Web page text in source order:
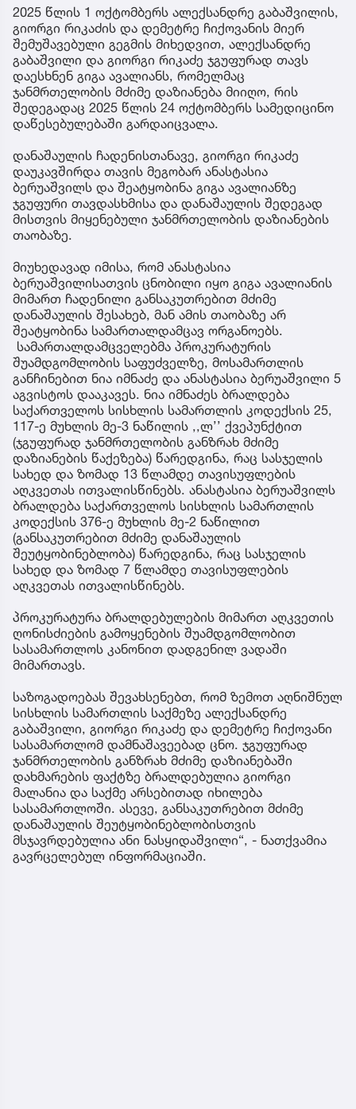
2025 წლის 1 ოქტომბერს ალექსანდრე გაბაშვილის,
გიორგი რიკაძის და დემეტრე ჩიქოვანის მიერ
შემუშავებული გეგმის მიხედვით, ალექსანდრე
გაბაშვილი და გიორგი რიკაძე ჯგუფურად თავს
დაესხნენ გიგა ავალიანს, რომელმაც
ჯანმრთელობის მძიმე დაზიანება მიიღო, რის
შედეგადაც 2025 წლის 24 ოქტომბერს სამედიცინო
დაწესებულებაში გარდაიცვალა.
დანაშაულის ჩადენისთანავე, გიორგი რიკაძე
დაუკავშირდა თავის მეგობარ ანასტასია
ბერუაშვილს და შეატყობინა გიგა ავალიანზე
ჯგუფური თავდასხმისა და დანაშაულის შედეგად
მისთვის მიყენებული ჯანმრთელობის დაზიანების
თაობაზე.
მიუხედავად იმისა, რომ ანასტასია
ბერუაშვილისათვის ცნობილი იყო გიგა ავალიანის
მიმართ ჩადენილი განსაკუთრებით მძიმე
დანაშაულის შესახებ, მან ამის თაობაზე არ
შეატყობინა სამართალდამცავ ორგანოებს.
სამართალდამცველებმა პროკურატურის
შუამდგომლობის საფუძველზე, მოსამართლის
განჩინებით ნია იმნაძე და ანასტასია ბერუაშვილი 5
აგვისტოს დააკავეს. ნია იმნაძეს ბრალდება
საქართველოს სისხლის სამართლის კოდექსის 25,
117-ე მუხლის მე-3 ნაწილის ,,ლ’’ ქვეპუნქტით
(ჯგუფურად ჯანმრთელობის განზრახ მძიმე
დაზიანების წაქეზება) წარედგინა, რაც სასჯელის
სახედ და ზომად 13 წლამდე თავისუფლების
აღკვეთას ითვალისწინებს. ანასტასია ბერუაშვილს
ბრალდება საქართველოს სისხლის სამართლის
კოდექსის 376-ე მუხლის მე-2 ნაწილით
(განსაკუთრებით მძიმე დანაშაულის
შეუტყობინებლობა) წარედგინა, რაც სასჯელის
სახედ და ზომად 7 წლამდე თავისუფლების
აღკვეთას ითვალისწინებს.
პროკურატურა ბრალდებულების მიმართ აღკვეთის
ღონისძიების გამოყენების შუამდგომლობით
სასამართლოს კანონით დადგენილ ვადაში
მიმართავს.
საზოგადოებას შევახსენებთ, რომ ზემოთ აღნიშნულ
სისხლის სამართლის საქმეზე ალექსანდრე
გაბაშვილი, გიორგი რიკაძე და დემეტრე ჩიქოვანი
სასამართლომ დამნაშავეებად ცნო. ჯგუფურად
ჯანმრთელობის განზრახ მძიმე დაზიანებაში
დახმარების ფაქტზე ბრალდებულია გიორგი
მალანია და საქმე არსებითად იხილება
სასამართლოში. ასევე, განსაკუთრებით მძიმე
დანაშაულის შეუტყობინებლობისთვის
მსჯავრდებულია ანი ნასყიდაშვილი“, - ნათქვამია
გავრცელებულ ინფორმაციაში.